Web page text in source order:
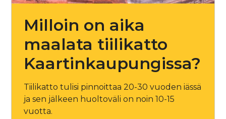
Milloin on aika
maalata tiilikatto
Kaartinkaupungissa?
Tiilikatto tulisi pinnoittaa 20-30 vuoden iässä
ja sen jälkeen huoltoväli on noin 10-15
vuotta.